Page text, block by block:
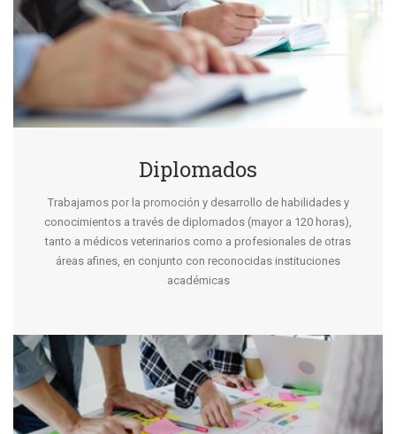
Diplomados
Trabajamos por la promoción y desarrollo de habilidades y
conocimientos a través de diplomados (mayor a 120 horas),
tanto a médicos veterinarios como a profesionales de otras
áreas afines, en conjunto con reconocidas instituciones
académicas